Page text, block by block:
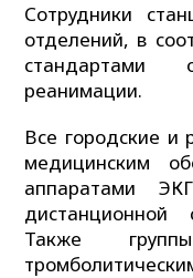
Сотрудники
отделений, в
реанимации.
Все городские и
медицинским
аппаратами
дистанционной
Также